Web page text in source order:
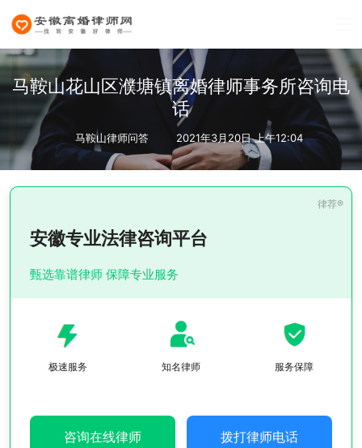
马鞍山花山区濮塘镇离婚律师事务所咨询电
话
马鞍山律师问答 2021年3月20日 上午12:04
安徽专业法律咨询平台
甄选靠谱律师 保障专业服务
极速服务 知名律师 服务保障
咨询在线律师 拨打律师电话